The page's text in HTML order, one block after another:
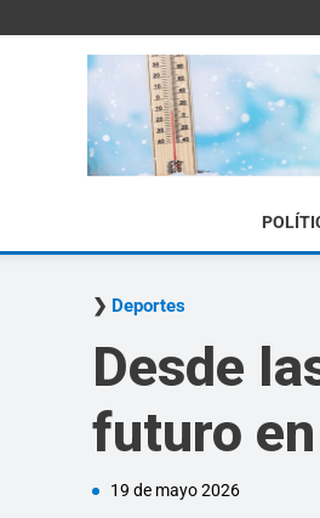
Deportes
Desde
futuro
19 de mayo 2026